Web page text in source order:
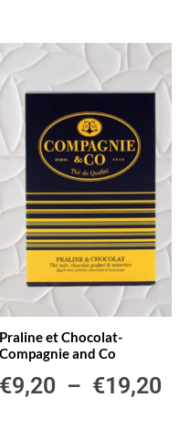
Praline et Chocolat-
Compagnie and Co
€9,20 – €19,20